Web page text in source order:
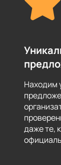
Находим
даже те,